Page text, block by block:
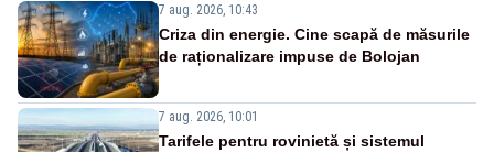
7 aug. 2026, 10:43
Criza din energie. Cine scapă de măsurile
de raționalizare impuse de Bolojan
7 aug. 2026, 10:01
Tarifele pentru rovinietă și sistemul